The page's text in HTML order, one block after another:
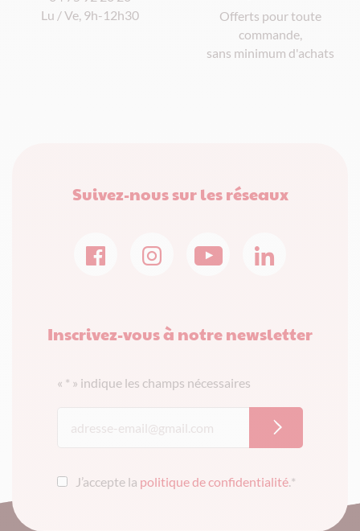
Lu / Ve, 9h-12h30
Offerts pour toute
commande,
sans minimum d'achats
Suivez-nous sur les réseaux
Inscrivez-vous à notre newsletter
« * » indique les champs nécessaires
J’accepte la politique de confidentialité.*